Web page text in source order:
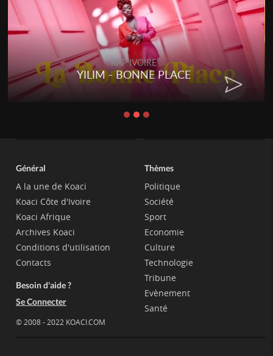
RAP IVOIRE
YILIM - BONNE PLACE
Général
A la une de Koaci
Koaci Côte d'Ivoire
Koaci Afrique
Archives Koaci
Conditions d'utilisation
Contacts
Besoin d'aide ?
Se Connecter
© 2008 - 2022 KOACI.COM
Thèmes
Politique
Société
Sport
Economie
Culture
Technologie
Tribune
Evènement
Santé